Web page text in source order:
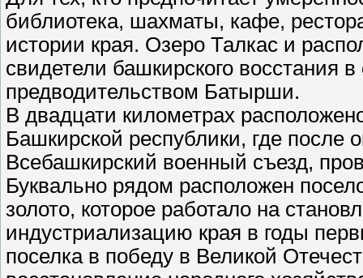
библиотека, шахматы, кафе,
истории края. Озеро Талкас и
свидетели башкирского восстания
предводительством Батырши.
В двадцати километрах
Башкирской республики, где после
Всебашкирский военный съезд,
Буквально рядом расположен
золото, которое работало на
индустриализацию края в годы
поселка в победу в Великой